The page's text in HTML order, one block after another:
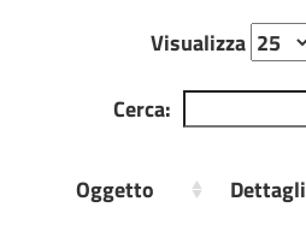
Visualizza
Cerca:
Oggetto Dettagli